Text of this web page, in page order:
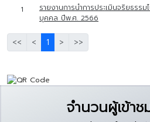
1
รายงานการนำการประเมินจริยธรร
บุคคล ปีพ.ศ. 2566
<< < 1 > >>
จำนวนผู้เข้าช